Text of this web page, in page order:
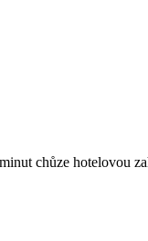
chůze hotelovou